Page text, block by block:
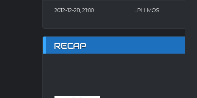
2012-12-28, 21:00 LPH MOS
RECAP